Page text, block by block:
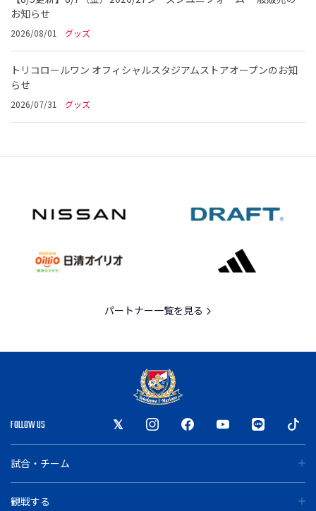
お知らせ
2026/08/01 グッズ
トリコロールワン オフィシャルスタジアムストアオープンのお知
らせ
2026/07/31 グッズ
パートナー一覧を見る
FOLLOW US
試合・チーム
観戦する